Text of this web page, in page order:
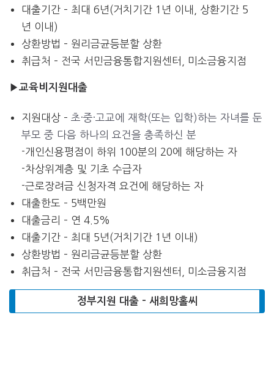
대출기간 – 최대 6년(거치기간 1년 이내, 상환기간 5
년 이내)
상환방법 – 원리금균등분할 상환
취급처 – 전국 서민금융통합지원센터, 미소금융지점
▶교육비지원대출
지원대상 –초·중·고교에 재학(또는 입학)하는 자녀를 둔
부모 중 다음 하나의 요건을 충족하신 분
-개인신용평점이 하위 100분의 20에 해당하는 자
-차상위계층 및 기초 수급자
-근로장려금 신청자격 요건에 해당하는 자
대출한도 – 5백만원
대출금리 – 연 4.5%
대출기간 – 최대 5년(거치기간 1년 이내)
상환방법 – 원리금균등분할 상환
취급처 – 전국 서민금융통합지원센터, 미소금융지점
정부지원 대출 – 새희망홀씨